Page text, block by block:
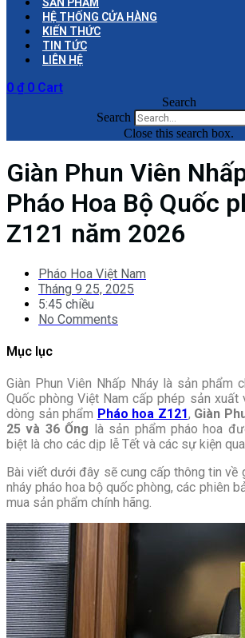
HỆ THỐNG CỬA HÀNG
KIẾN THỨC
TIN TỨC
LIÊN HỆ
0 ₫ 0 Cart
Search
Search
Close this search box.
Giàn Phun Viên
Pháo Hoa Bộ Quốc
Z121 năm 2026
Pháo Hoa Việt Nam
Tháng 9 25, 2025
5:45 chiều
No Comments
Mục lục
Giàn Phun Viên Nhấp Nháy là sản phẩm
Quốc phòng Việt Nam cấp phép sản xuất
dòng sản phẩm Pháo hoa Z121, Giàn
25 và 36 Ống là sản phẩm pháo hoa
biệt là cho các dịp lễ Tết và các sự kiện
Bài viết dưới đây sẽ cung cấp thông tin về
nháy pháo hoa bộ quốc phòng, các phiên
mua sản phẩm chính hãng.